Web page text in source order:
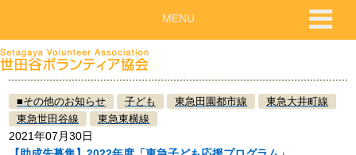
■その他のお知らせ 子ども 東急田園都市線
東急大井町線
東急世田谷線
東急東横線
2021年07月30日
MENU